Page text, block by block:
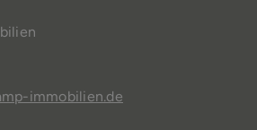
immobilien.de